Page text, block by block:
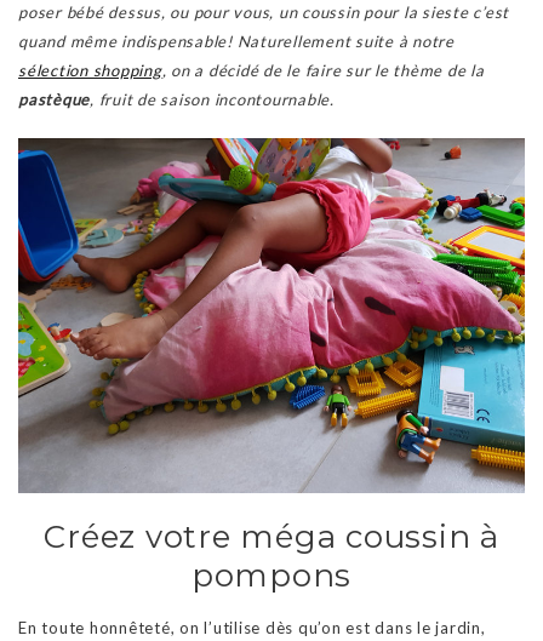
poser bébé dessus, ou pour vous, un coussin pour la sieste c’est
quand même indispensable! Naturellement suite à notre
sélection shopping, on a décidé de le faire sur le thème de la
pastèque, fruit de saison incontournable.
Créez votre méga coussin à
pompons
En toute honnêteté, on l’utilise dès qu’on est dans le jardin,